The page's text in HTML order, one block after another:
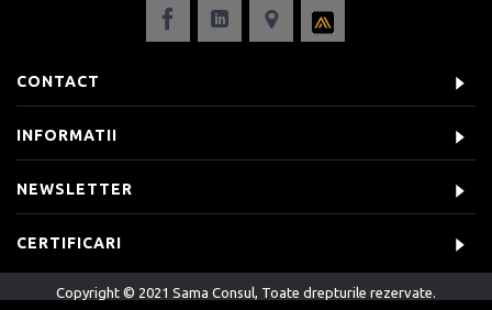
CONTACT
INFORMATII
NEWSLETTER
CERTIFICARI
Copyright © 2021 Sama Consul, Toate drepturile rezervate.